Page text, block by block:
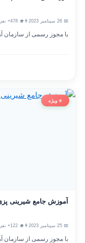
👨‍🎓 478+ نفر
با مجوز رسمی از سازمان
⭐ ویژه
آموزش جامع شیرینی پزی
👨‍🎓 122+ نفر
با مجوز رسمی از سازمان